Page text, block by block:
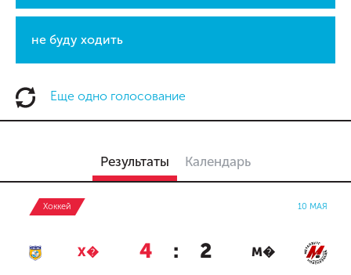
не буду ходить
Еще одно голосование
Результаты Календарь
Хоккей 10 МАЯ
Х� 4 : 2 М�